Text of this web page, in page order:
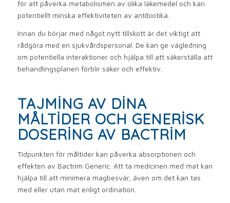
för att påverka metabolismen av olika läkemedel och kan
potentiellt minska effektiviteten av antibiotika.
Innan du börjar med något nytt tillskott är det viktigt att
rådgöra med en sjukvårdspersonal. De kan ge vägledning
om potentiella interaktioner och hjälpa till att säkerställa att
behandlingsplanen förblir säker och effektiv.
TAJMING AV DINA
MÅLTIDER OCH GENERISK
DOSERING AV BACTRIM
Tidpunkten för måltider kan påverka absorptionen och
effekten av Bactrim Generic. Att ta medicinen med mat kan
hjälpa till att minimera magbesvär, även om det kan tas
med eller utan mat enligt ordination.